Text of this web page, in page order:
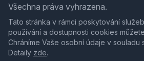
Všechna práva vyhrazena.
Tato stránka v rámci poskytování
používání a dostupnosti cookies
Chráníme Vaše osobní údaje v souladu
Detaily zde.